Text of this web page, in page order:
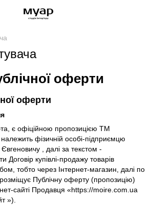
оферти
оферти
є офіційною пропозицією ТМ
фізичній особі-підприємцю
, далі за текстом -
Договір купівлі-продажу товарів
тобто через Інтернет-магазин, далі по
розміщує Публічну оферту (пропозицію)
сайті Продавця «https://moire.com.ua
»).